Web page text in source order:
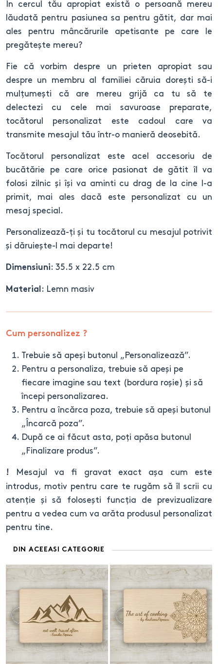
În cercul tău apropiat există o persoană mereu
lăudată pentru pasiunea sa pentru gătit, dar mai
ales pentru mâncărurile apetisante pe care le
pregătește mereu?
Fie că vorbim despre un prieten apropiat sau
despre un membru al familiei căruia dorești să-i
mulțumești că are mereu grijă ca tu să te
delectezi cu cele mai savuroase preparate,
tocătorul personalizat este cadoul care va
transmite mesajul tău într-o manieră deosebită.
Tocătorul personalizat este acel accesoriu de
bucătărie pe care orice pasionat de gătit îl va
folosi zilnic și își va aminti cu drag de la cine l-a
primit, mai ales dacă este personalizat cu un
mesaj special.
Personalizează-ți și tu tocătorul cu mesajul potrivit
și dăruiește-l mai departe!
Dimensiuni: 35.5 x 22.5 cm
Material : Lemn masiv
Cum personalizez ?
Trebuie să apeși butonul „Personalizează”.
Pentru a personaliza, trebuie să apeși pe
fiecare imagine sau text (bordura roșie) și să
începi personalizarea.
Pentru a încărca poza, trebuie să apeși butonul
„Încarcă poza”.
După ce ai făcut asta, poți apăsa butonul
„Finalizare produs”.
!
Mesajul va fi gravat exact așa cum este
introdus, motiv pentru care te rugăm să îl scrii cu
atenție și să folosești funcția de previzualizare
pentru a vedea cum va arăta produsul personalizat
pentru tine.
DIN ACEEASI CATEGORIE